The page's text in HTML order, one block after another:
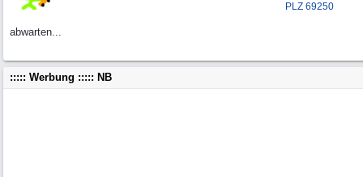
PLZ 69250
abwarten...
::::: Werbung ::::: NB